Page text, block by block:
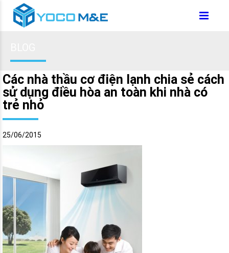
Các nhà thầu cơ điện lạnh chia sẻ cách
sử dụng điều hòa an toàn khi nhà có
trẻ nhỏ
25/06/2015